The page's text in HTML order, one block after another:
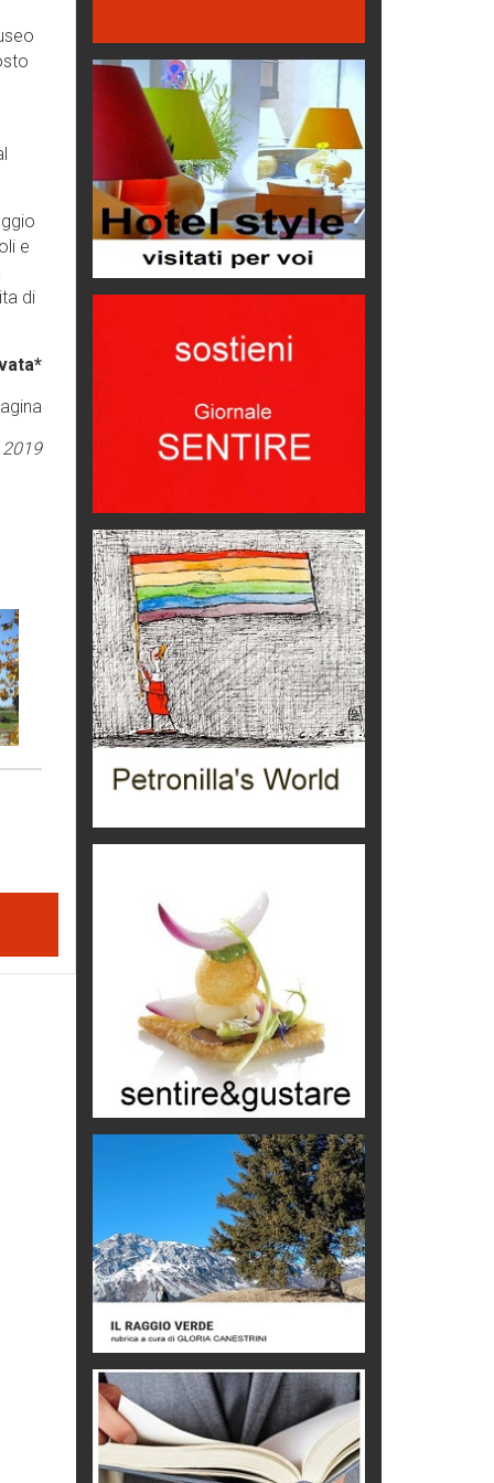
e
di
Emilio Isgrò, il cancellatore
ARTE militante
Come difendere la pelle dal sole
Proteggersi, sempre
Hotels, B&B e Ristoranti... 10 &
lode
Le nostre recensioni
Bolzano: L'Eisenhut Boutique
Hotel
Teodorico, sovrano illuminato
Seconde case cambiano le scelte
degli italiani
montagna
eventi
Grecia, le donne di Olympos
Viaggi
Ecco come salvare il viaggio
aereo
imprevisti...
C'era una volta la legge per le
Idee per il futuro
itinerari italiani
Boboli, il giardino della botanica
Gioielli italiani
Menzogne di stato
Le dichiarazioni di Maurizio Federico
Chi è, e come difendersi dallo
scammer
di Mirta B. Bono
Storie...di storia
Macchine di guerra
Editoriale
Turismo in Miniera
Puglia - Tra storia e recupero
Castione, sotto il segno del
castagno
Eventi